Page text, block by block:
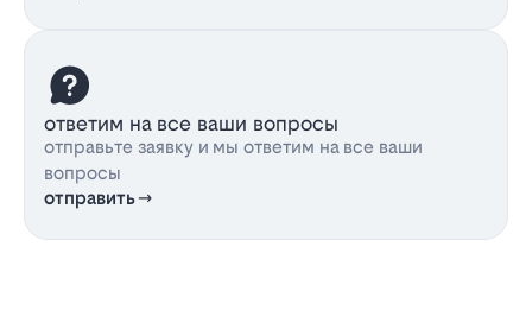
ответим на все ваши вопросы
отправьте заявку и мы ответим на все ваши
вопросы
отправить